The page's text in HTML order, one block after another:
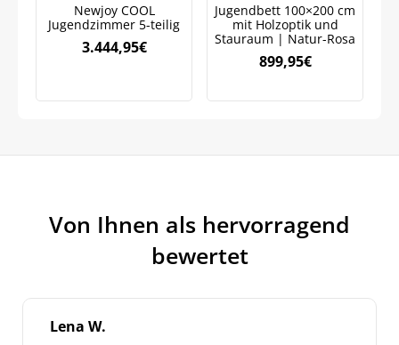
Newjoy COOL
Jugendzimmer 5-teilig
3.444,95€
Jugendbett 100×200 cm
mit Holzoptik und
Stauraum | Natur-Rosa
899,95€
Von Ihnen als hervorragend
bewertet
Lena W.